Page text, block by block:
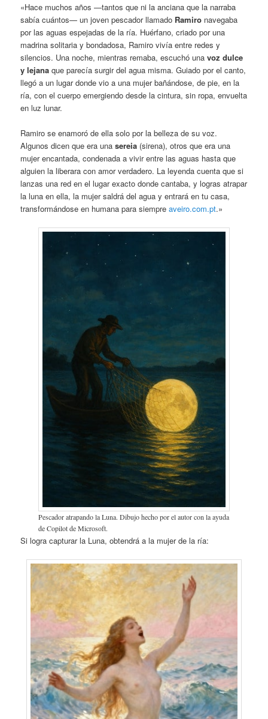
«Hace muchos años —tantos que ni la anciana que la narraba
sabía cuántos— un joven pescador llamado Ramiro navegaba
por las aguas espejadas de la ría. Huérfano, criado por una
madrina solitaria y bondadosa, Ramiro vivía entre redes y
silencios. Una noche, mientras remaba, escuchó unavoz dulce
y lejana que parecía surgir del agua misma. Guiado por el canto,
llegó a un lugar donde vio a una mujer bañándose, de pie, en la
ría, con el cuerpo emergiendo desde la cintura, sin ropa, envuelta
en luz lunar.
Ramiro se enamoró de ella solo por la belleza de su voz.
Algunos dicen que era unasereia (sirena), otros que era una
mujer encantada, condenada a vivir entre las aguas hasta que
alguien la liberara con amor verdadero. La leyenda cuenta que si
lanzas una red en el lugar exacto donde cantaba, y logras atrapar
la luna en ella, la mujer saldrá del agua y entrará en tu casa,
transformándose en humana para siempreaveiro.com.pt.»
Pescador atrapando la Luna. Dibujo hecho por el autor con la ayuda
de Copilot de Microsoft.
Si logra capturar la Luna, obtendrá a la mujer de la ría: